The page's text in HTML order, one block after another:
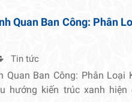
Quan Ban Công: Phân
Tin tức
Quan Ban Công: Phân Loại
hướng kiến trúc xanh